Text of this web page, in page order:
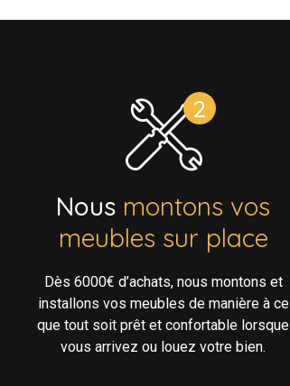
Nous montons vos
meubles sur place
Dès 6000€ d’achats, nous montons et
installons vos meubles de manière à ce
que tout soit prêt et confortable lorsque
vous arrivez ou louez votre bien.